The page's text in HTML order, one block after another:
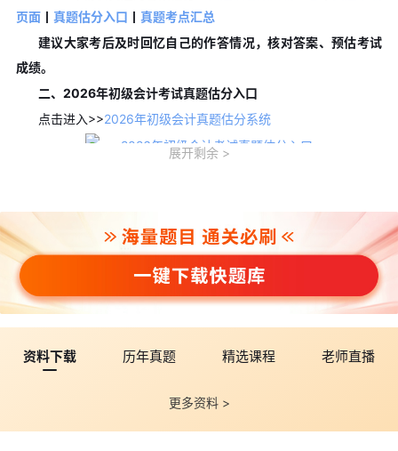
页面丨 真题估分入口 丨 真题考点汇总
建议大家考后及时回忆自己的作答情况，核对答案、预估考试
成绩。
二、2026年初级会计考试真题估分入口
点击进入>>2026年初级会计真题估分系统
根据你的答案，秒出预估分数——你不用一道一道手动加，系
统自动算好，正确率高达90%以上;
智能预测通过概率——不只看分数，还结合历年分数线波动，
告诉你“稳了、擦线、还是差一点”，让你心里真正有底。
1.单项选择题(每小题备选答案中，只有一个符合题意的正确答
案。错选、不选均不得分。)
2.多项选择题(每小题备选答案中，有两个或两个以上符合题意
展开剩余
资料下载 历年真题 精选课程 老师直播
更多资料 >